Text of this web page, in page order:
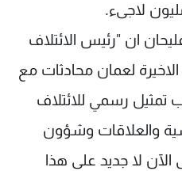
لاجىء.
ان "رئيس الائتلاف
الاخيرة لعمان محادثات مع
تمثيل رسمي للائتلاف
والعلاقات وشؤون
الآن لا جديد على هذا
الخصوصية